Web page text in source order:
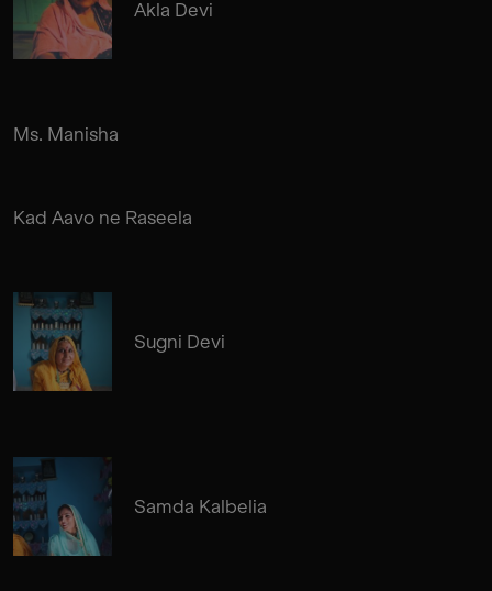
Akla Devi
Ms. Manisha
Kad Aavo ne Raseela
Sugni Devi
Samda Kalbelia